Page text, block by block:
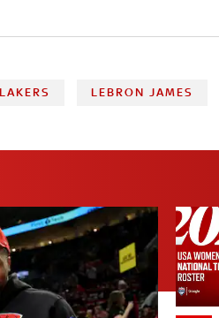
LEBRON JAMES